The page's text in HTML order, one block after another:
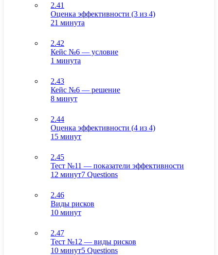
2.41
Оценка эффективности (3 из 4)
21 минута
2.42
Кейс №6 — условие
1 минута
2.43
Кейс №6 — решение
8 минут
2.44
Оценка эффективности (4 из 4)
15 минут
2.45
Тест №11 — показатели эффективности
12 минут7 Questions
2.46
Виды рисков
10 минут
2.47
Тест №12 — виды рисков
10 минут5 Questions